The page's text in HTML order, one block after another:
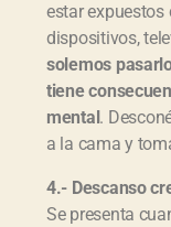
estar
dispositivos,
solemos
tiene
mental .
a la cama y
4.- Descanso
Se presenta